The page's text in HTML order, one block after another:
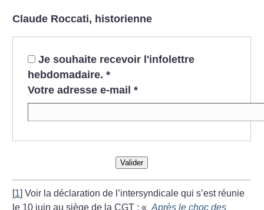
Claude Roccati, historienne
Je souhaite recevoir l'infolettre
hebdomadaire. *
Votre adresse e-mail *
Valider
[1]Voir la déclaration de l’intersyndicale qui s’est réunie
le 10 juin au siège de la CGT : « Après le choc des